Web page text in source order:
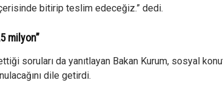
bitirip teslim edeceğiz.” dedi.
milyon”
soruları da yanıtlayan Bakan Kurum, sosyal
dile getirdi.